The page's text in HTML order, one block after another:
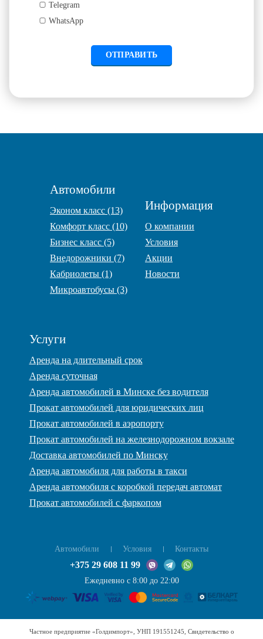
Telegram
WhatsApp
ОТПРАВИТЬ
Автомобили
Эконом класс (13)
Комфорт класс (10)
Бизнес класс (5)
Внедорожники (7)
Кабриолеты (1)
Микроавтобусы (3)
Информация
О компании
Условия
Акции
Новости
Услуги
Аренда на длительный срок
Аренда суточная
Аренда автомобилей в Минске без водителя
Прокат автомобилей для юридических лиц
Прокат автомобилей в аэропорту
Прокат автомобилей на железнодорожном вокзале
Доставка автомобилей по Минску
Аренда автомобиля для работы в такси
Аренда автомобиля с коробкой передач автомат
Прокат автомобилей с фаркопом
Автомобили Условия Контакты
+375 29 608 11 99
Ежедневно с 8:00 до 22:00
Частное предприятие «Голдимпорт», УНП 191551245, Свидетельство о